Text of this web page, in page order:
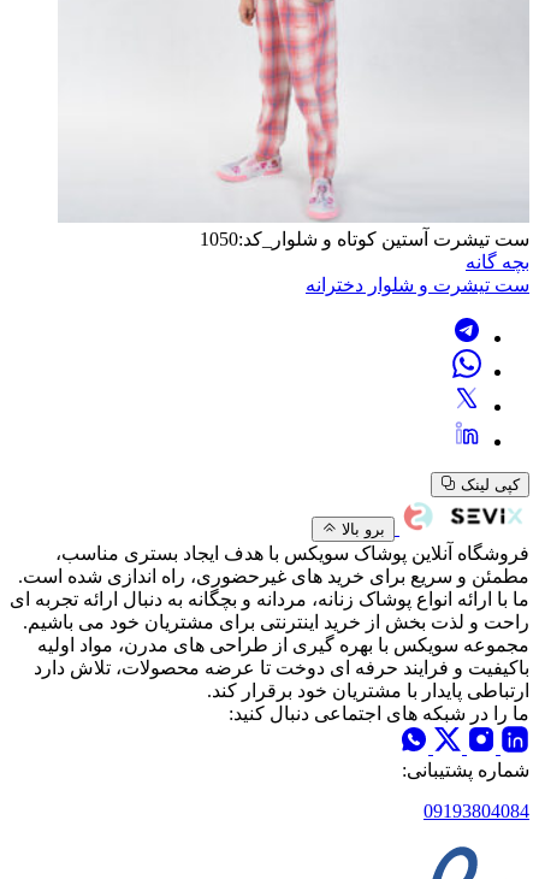
ست تیشرت آستین کوتاه و شلوار_کد:1050
بچه گانه
ست تیشرت و شلوار دخترانه
کپی لینک
برو بالا
فروشگاه آنلاین پوشاک سویکس با هدف ایجاد بستری مناسب،
مطمئن و سریع برای خرید های غیرحضوری، راه اندازی شده است.
ما با ارائه انواع پوشاک زنانه، مردانه و بچگانه به دنبال ارائه تجربه ای
راحت و لذت بخش از خرید اینترنتی برای مشتریان خود می باشیم.
مجموعه سویکس با بهره گیری از طراحی های مدرن، مواد اولیه
باکیفیت و فرایند حرفه ای دوخت تا عرضه محصولات، تلاش دارد
ارتباطی پایدار با مشتریان خود برقرار کند.
ما را در شبکه های اجتماعی دنبال کنید:
شماره پشتیبانی:
09193804084